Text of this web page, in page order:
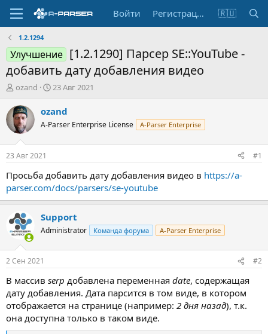
Войти Регистрация 🇷🇺
1.2.1294
Улучшение [1.2.1290] Парсер SE::YouTube -
добавить дату добавления видео
А
т
о
р
т
е
м
ы
ozand
Д
т
н
а
л
а
23 Авг 2021
ozand
A-Parser Enterprise License A-Parser Enterprise
23 Авг 2021 #1
Просьба добавить дату добавления видео в https://a-
parser.com/docs/parsers/se-youtube
Support
Administrator Команда форума A-Parser Enterprise
2 Сен 2021 #2
В массив serp добавлена переменная date, содержащая
дату добавления. Дата парсится в том виде, в котором
отображается на странице (например: 2 дня назад), т.к.
она доступна только в таком виде.